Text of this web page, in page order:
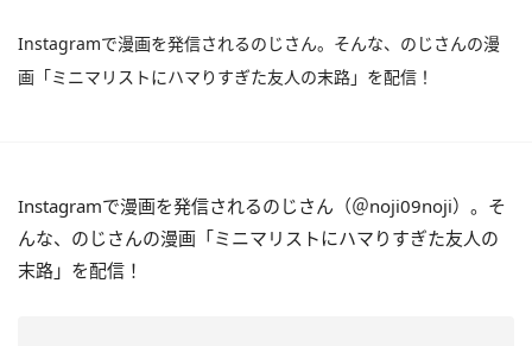
Instagramで漫画を発信されるのじさん。そんな、のじさんの漫
画「ミニマリストにハマりすぎた友人の末路」を配信！
Instagramで漫画を発信されるのじさん（＠noji09noji）。そ
んな、のじさんの漫画「ミニマリストにハマりすぎた友人の
末路」を配信！